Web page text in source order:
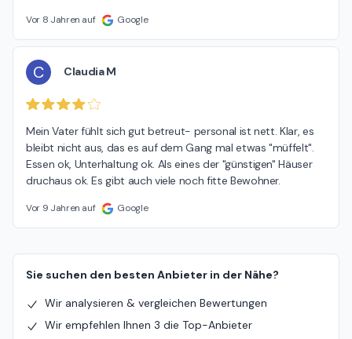
Vor 8 Jahren auf Google
C Claudia M
Mein Vater fühlt sich gut betreut- personal ist nett. Klar, es
bleibt nicht aus, das es auf dem Gang mal etwas "müffelt".
Essen ok, Unterhaltung ok. Als eines der "günstigen" Häuser
druchaus ok. Es gibt auch viele noch fitte Bewohner.
Vor 9 Jahren auf Google
Sie suchen den besten Anbieter in der Nähe?
Wir analysieren & vergleichen Bewertungen
Wir empfehlen Ihnen 3 die Top-Anbieter